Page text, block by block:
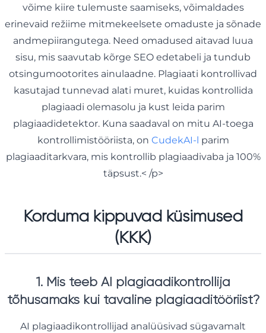
võime kiire tulemuste saamiseks, võimaldades
erinevaid režiime mitmekeelsete omaduste ja sõnade
andmepiirangutega. Need omadused aitavad luua
sisu, mis saavutab kõrge SEO edetabeli ja tundub
otsingumootorites ainulaadne. Plagiaati kontrollivad
kasutajad tunnevad alati muret, kuidas kontrollida
plagiaadi olemasolu ja kust leida parim
plagiaadidetektor. Kuna saadaval on mitu AI-toega
kontrollimistööriista, on CudekAI-l parim
plagiaaditarkvara, mis kontrollib plagiaadivaba ja 100%
täpsust.< /p>
Korduma kippuvad küsimused
(KKK)
1. Mis teeb AI plagiaadikontrollija
tõhusamaks kui tavaline plagiaaditööriist?
AI plagiaadikontrollijad analüüsivad sügavamalt